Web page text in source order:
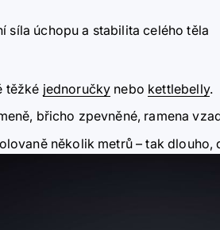
síla úchopu a stabilita celého těla
těžké jednoručky nebo kettlebelly.
břicho zpevněné, ramena
několik metrů–tak dlouho,